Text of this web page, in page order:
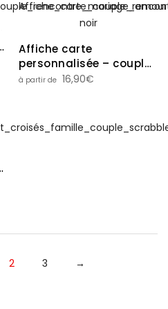
Affiche carte
personnalisée – couple,
lieu de rencontre,
16,90€
2 3 →